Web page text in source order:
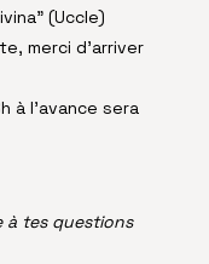
(Uccle)
merci d'arriver
à l’avance sera
à tes questions